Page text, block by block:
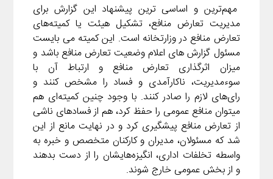
مهم‌ترین و اساسی ترین پیشنهاد این گزارش برای
مدیریت تعارض منافع، تشکیل هیئت یا کمیته‌های
تعارض منافع در وزارتخانه است. این کمیته می بایست
مسئول گزارش های اعلام وضعیت تعارض منافع باشد و
میزان اثرگذاری تعارض منافع و ارتباط آن با
سوءمدیریت، ناکارآمدی و فساد را مشخص کنند و
رای‌های لازم را صادر کنند. با وجود چنین کمیته‌ای هم
میتوان منافع عمومی را حفظ کرد، هم از فسادهای ناشی
از تعارض منافع پیشگیری کرد و در نهایت مانع از این
شد که مسئولان، مدیران و کارکنان متخصص و خبره به
واسطه تخلفات اداری، انگیزه‌هایشان را از دست بدهند
و از بخش عمومی خارج شوند.